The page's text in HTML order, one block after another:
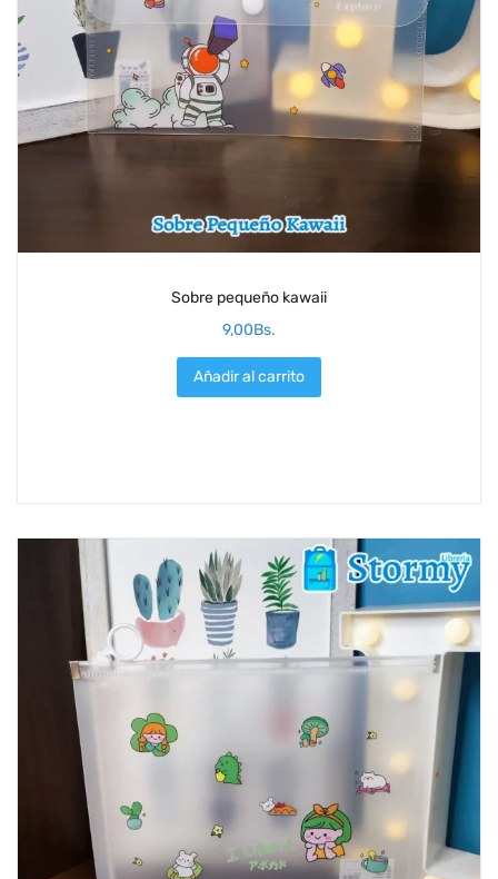
Sobre pequeño kawaii
9,00Bs.
Añadir al carrito